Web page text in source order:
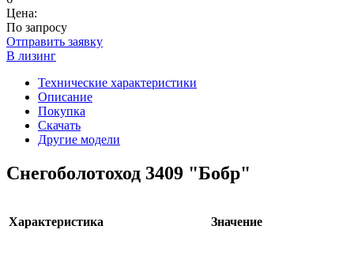
Цена:
По запросу
Отправить заявку
В лизинг
Технические характеристики
Описание
Покупка
Скачать
Другие модели
Снегоболотоход 3409 "Бобр"
Характеристика Значение